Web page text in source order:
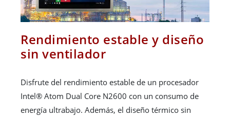
Rendimiento estable y diseño
sin ventilador
Disfrute del rendimiento estable de un procesador
Intel® Atom Dual Core N2600 con un consumo de
energía ultrabajo. Además, el diseño térmico sin